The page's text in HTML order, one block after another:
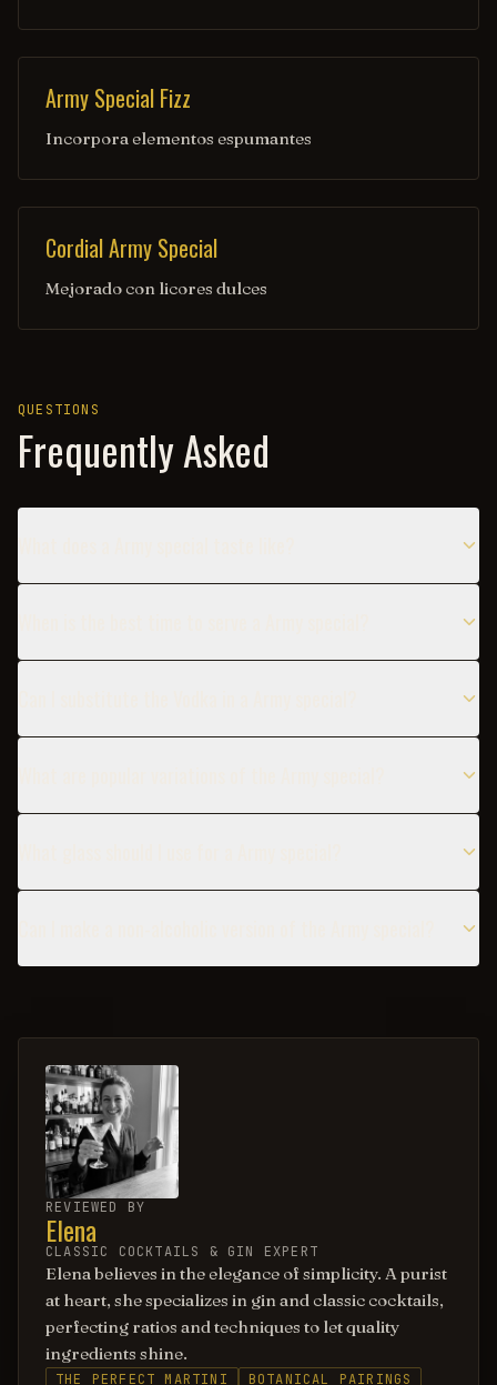
Army Special Fizz
Incorpora elementos espumantes
Cordial Army Special
Mejorado con licores dulces
QUESTIONS
Frequently Asked
REVIEWED BY
Elena
CLASSIC COCKTAILS & GIN EXPERT
Elena believes in the elegance of simplicity. A purist
at heart, she specializes in gin and classic cocktails,
perfecting ratios and techniques to let quality
ingredients shine.
THE PERFECT MARTINI BOTANICAL PAIRINGS